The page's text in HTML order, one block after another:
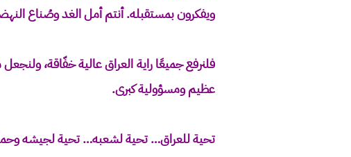
ويفكرون بمستقبله. أنتم أمل الغد وصُناع
فلنرفع جميعًا راية العراق عالية خفّاقة،
عظيم ومسؤولية كبرى.
تحية للعراق… تحية لشعبه… تحية لجيشه